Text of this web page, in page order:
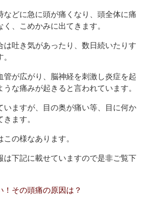
などに急に頭が痛くなり、頭全体に痛
、こめかみに出てきます。
は吐き気があったり、数日続いたりす
管が広がり、脳神経を刺激し炎症を起
うな痛みが起きると言われています。
いますが、目の奥が痛い等、目に何か
ます。
の様なあります。
は下記に載せていますので是非ご覧下
！その頭痛の原因は？